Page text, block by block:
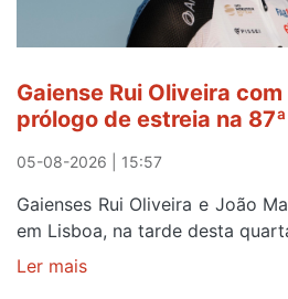
Gaiense Rui Oliveira
prólogo de estreia na
05-08-2026 | 15:57
Gaienses Rui Oliveira e João
em Lisboa, na tarde desta
Ler mais